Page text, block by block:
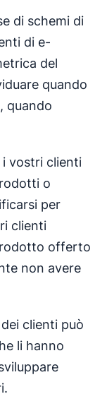
di schemi di
di e-
del
quando
quando
vostri clienti
o
per
clienti
offerto
non avere
clienti può
li hanno